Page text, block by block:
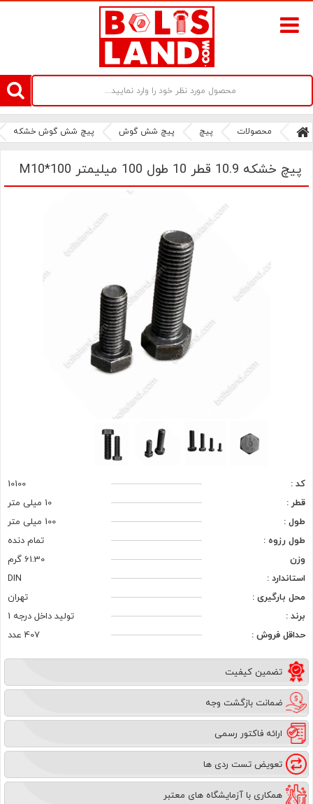
سامانه آنلاین فروش پیچ و مهره های صنعتی بولتز لند | سرزمین پیچ
محصولات پیچ پیچ شش گوش پیچ شش گوش خشکه
پیچ خشکه 10.9 قطر 10 طول 100 میلیمتر M10*100
کد :
10100
قطر :
10 میلی متر
طول :
100 میلی متر
طول رزوه :
تمام دنده
وزن
61.30 گرم
استاندارد :
DIN
محل بارگیری :
تهران
برند :
تولید داخل درجه 1
حداقل فروش :
407 عدد
تضمین کیفیت
ضمانت بازگشت وجه
ارائه فاکتور رسمی
تعویض تست ردی ها
همکاری با آزمایشگاه های معتبر